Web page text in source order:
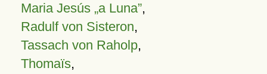
Maria Jesús „a Luna”,
Radulf von Sisteron,
Tassach von Raholp,
Thomaïs,